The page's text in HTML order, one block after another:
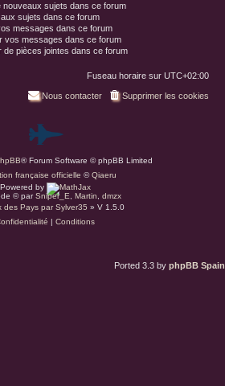
nouveaux sujets dans ce forum
sujets dans ce forum
messages dans ce forum
vos messages dans ce forum
de pièces jointes dans ce forum
Fuseau horaire sur UTC+02:00
Supprimer les cookies
Nous contacter
P
a
r
d
® Forum Software © phpBB Limited
française officielle ©Qiaeru
Powered by
©parSniper_E Martin
dmzx
des Pays par Sylver35 » V 1.5.0
| Conditions
Ported 3.3 by phpBB Spain